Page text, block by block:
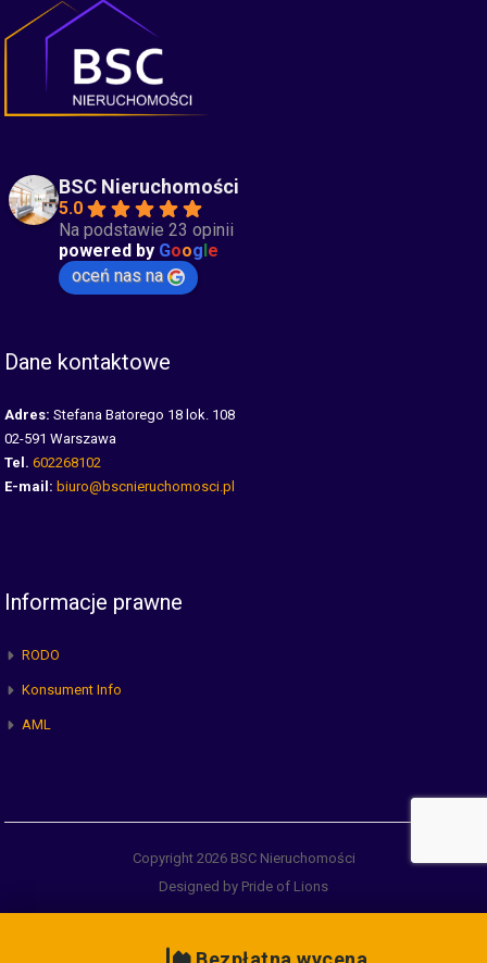
BSC Nieruchomości
5.0
Na podstawie 23 opinii
powered by Google
oceń nas na
Dane kontaktowe
Adres: Stefana Batorego 18 lok. 108
02-591 Warszawa
Tel. 602268102
E-mail: biuro@bscnieruchomosci.pl
Informacje prawne
RODO
Konsument Info
AML
Copyright 2026 BSC Nieruchomości
Designed by Pride of Lions